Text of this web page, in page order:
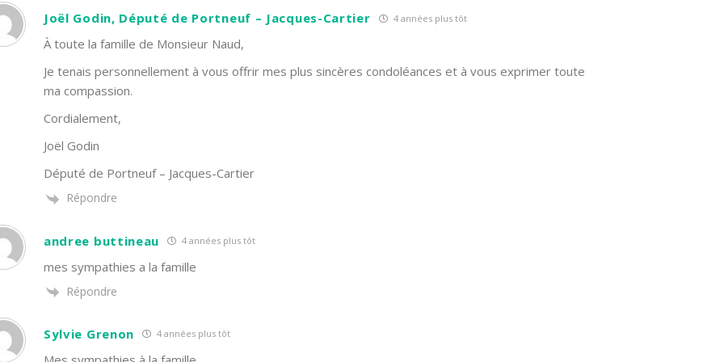
Joël Godin, Député de Portneuf – Jacques-Cartier 4 années plus tôt
À toute la famille de Monsieur Naud,
Je tenais personnellement à vous offrir mes plus sincères condoléances et à vous exprimer toute
ma compassion.
Cordialement,
Joël Godin
Député de Portneuf – Jacques-Cartier
Répondre
andree buttineau 4 années plus tôt
mes sympathies a la famille
Répondre
Sylvie Grenon 4 années plus tôt